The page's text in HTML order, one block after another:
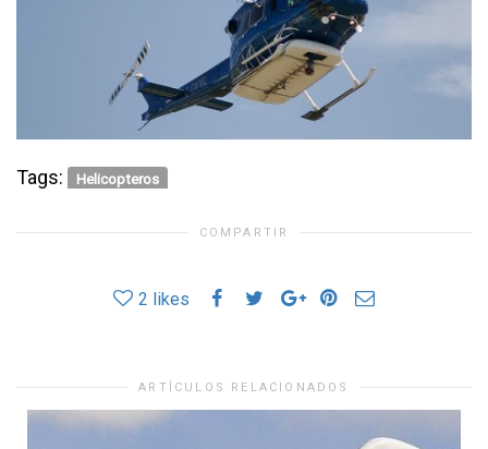
Tags: Helicopteros
COMPARTIR
2 likes
ARTÍCULOS RELACIONADOS